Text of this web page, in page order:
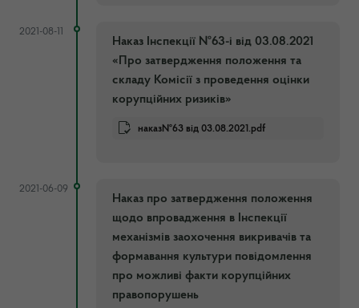
2021-08-11
Наказ Інспекції №63-і від 03.08.2021
«Про затвердження положення та
складу Комісії з проведення оцінки
корупційних ризиків»
наказ№63 від 03.08.2021.pdf
2021-06-09
Наказ про затвердження положення
щодо впровадження в Інспекції
механізмів заохочення викривачів та
формавання культури повідомлення
про можливі факти корупційних
правопорушень